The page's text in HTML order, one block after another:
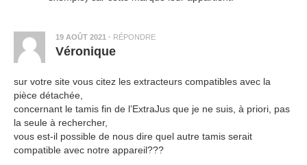
19 AOÛT 2021 · RÉPONDRE
Véronique
sur votre site vous citez les extracteurs compatibles avec la
pièce détachée,
concernant le tamis fin de l’ExtraJus que je ne suis, à priori, pas
la seule à rechercher,
vous est-il possible de nous dire quel autre tamis serait
compatible avec notre appareil???